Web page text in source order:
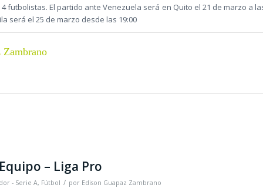
futbolistas. El partido ante Venezuela será en Quito el 21 de marzo a
será el 25 de marzo desde las 19:00
Zambrano
– Liga Pro
- Serie A, Fútbol / por Edison Guapaz Zambrano